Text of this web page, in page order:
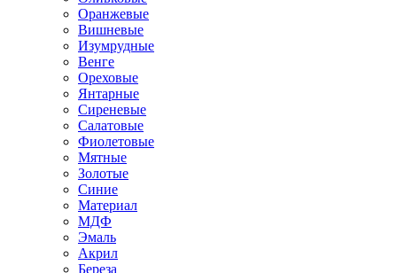
Оранжевые
Вишневые
Изумрудные
Венге
Ореховые
Янтарные
Сиреневые
Салатовые
Фиолетовые
Мятные
Золотые
Синие
Материал
МДФ
Эмаль
Акрил
Береза